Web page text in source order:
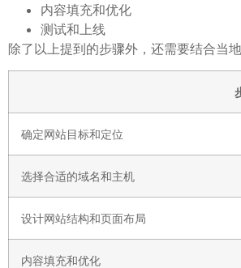
内容填充和优化
测试和上线
除了以上提到的步骤外，还需要结合当
确定网站目标和定位
选择合适的域名和主机
设计网站结构和页面布局
内容填充和优化